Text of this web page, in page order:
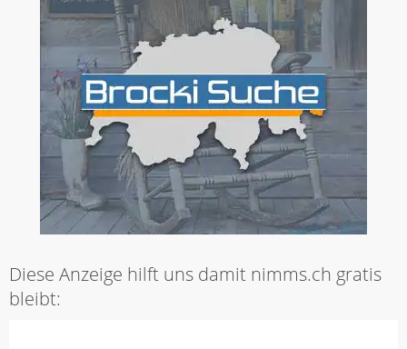
Diese Anzeige hilft uns damit nimms.ch gratis
bleibt: